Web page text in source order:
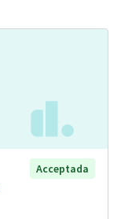
Acceptada